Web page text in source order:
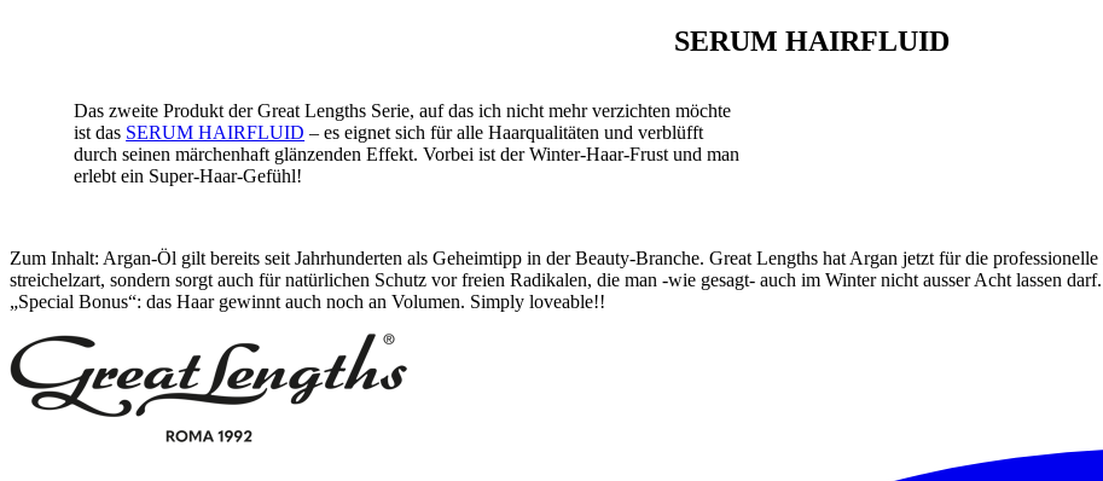
SERUM HAIRFLUID
Das zweite Produkt der Great Lengths Serie, auf das ich nicht mehr verzichten möchte
ist das SERUM HAIRFLUID – es eignet sich für alle Haarqualitäten und verblüfft
durch seinen märchenhaft glänzenden Effekt. Vorbei ist der Winter-Haar-Frust und man
erlebt ein Super-Haar-Gefühl!
Zum Inhalt: Argan-Öl gilt bereits seit Jahrhunderten als Geheimtipp in der Beauty-Branche. Great Lengths hat Argan jetzt für die
streichelzart, sondern sorgt auch für natürlichen Schutz vor freien Radikalen, die man -wie gesagt- auch im Winter nicht ausser Acht lassen
„Special Bonus“: das Haar gewinnt auch noch an Volumen. Simply loveable!!